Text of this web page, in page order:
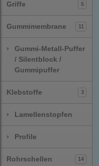
Griffe 5
Gummimembrane 11
›
Gummi-Metall-Puffer
/ Silentblock /
Gummipuffer
Klebstoffe 3
› Lamellenstopfen
› Profile
Rohrschellen 14